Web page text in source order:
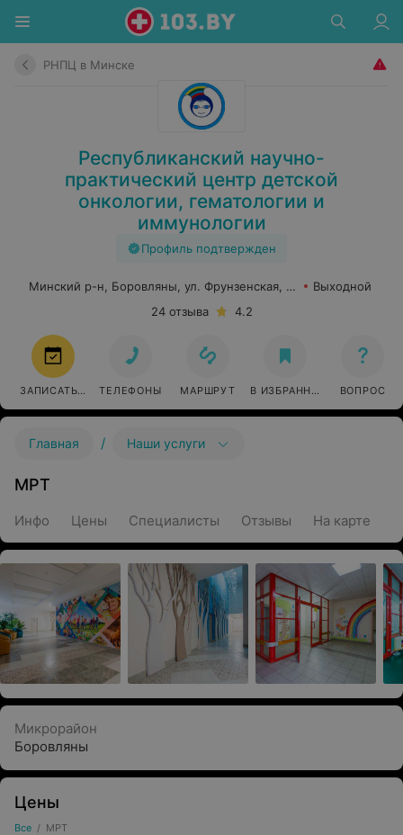
РНПЦ в Минске
Республиканский научно-
практический центр детской
онкологии, гематологии и
иммунологии
Профиль подтвержден
Минский р-н, Боровляны, ул. Фрунзенская, 43
Выходной
24 отзыва
4.2
ЗАПИСАТЬСЯ ТЕЛЕФОНЫ МАРШРУТ В ИЗБРАННОЕ ВОПРОС
Главная / Наши услуги
МРТ
Инфо Цены Специалисты Отзывы На карте
Микрорайон
Боровляны
Цены
Все / МРТ